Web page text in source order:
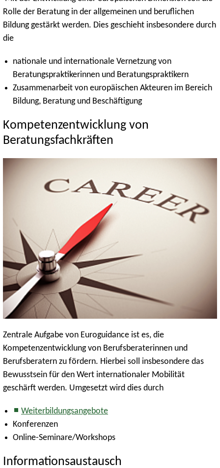
Rolle der Beratung in der allgemeinen und beruflichen
Bildung gestärkt werden. Dies geschieht insbesondere durch
die
nationale und internationale Vernetzung von
Beratungspraktikerinnen und Beratungspraktikern
Zusammenarbeit von europäischen Akteuren im Bereich
Bildung, Beratung und Beschäftigung
Kompetenzentwicklung von
Beratungsfachkräften
Zentrale Aufgabe von Euroguidance ist es, die
Kompetenzentwicklung von Berufsberaterinnen und
Berufsberatern zu fördern. Hierbei soll insbesondere das
Bewusstsein für den Wert internationaler Mobilität
geschärft werden. Umgesetzt wird dies durch
Weiterbildungsangebote
Konferenzen
Online-Seminare/Workshops
Informationsaustausch